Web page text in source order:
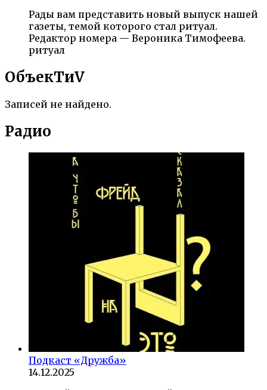
Рады вам представить новый выпуск нашей
газеты, темой которого стал ритуал.
Редактор номера — Вероника Тимофеева.
ритуал
ОбъекTиV
Записей не найдено.
Радио
Подкаст «Дружба»
14.12.2025